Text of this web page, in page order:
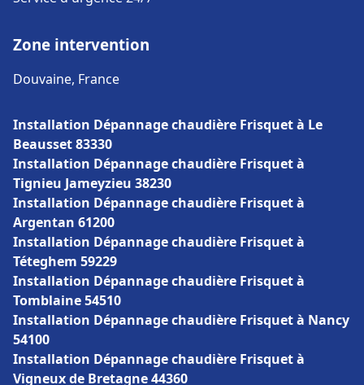
Zone intervention
Douvaine, France
Installation Dépannage chaudière Frisquet à Le
Beausset 83330
Installation Dépannage chaudière Frisquet à
Tignieu Jameyzieu 38230
Installation Dépannage chaudière Frisquet à
Argentan 61200
Installation Dépannage chaudière Frisquet à
Téteghem 59229
Installation Dépannage chaudière Frisquet à
Tomblaine 54510
Installation Dépannage chaudière Frisquet à Nancy
54100
Installation Dépannage chaudière Frisquet à
Vigneux de Bretagne 44360